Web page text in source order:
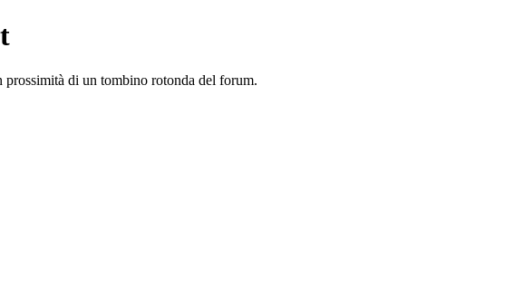
di un tombino rotonda del forum.